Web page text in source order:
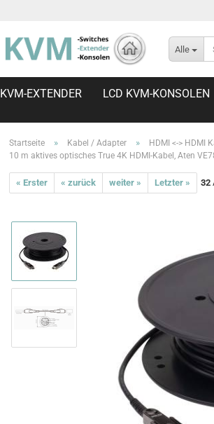
Alle
KVM-EXTENDER LCD KVM-KONSOLEN
Startseite » Kabel / Adapter » HDMI <-> HDMI
10 m aktives optisches True 4K HDMI-Kabel, Aten
« Erster « zurück weiter » Letzter » 32